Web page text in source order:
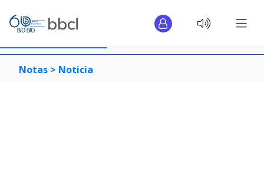
Notas > Noticia